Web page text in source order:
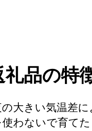
礼品の特
の大きい気温差
わないで育て